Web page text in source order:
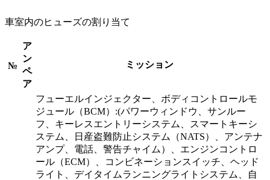
車室内のヒューズの割り当て
№
ア
ン
ペ
ア
ミッション
フューエルインジェクター、ボディコントロールモ
ジュール（BCM）:(パワーウィンドウ、サンルー
フ、キーレスエントリーシステム、スマートキーシ
ステム、日産盗難防止システム（NATS）、アンテナ
アンプ、電話、警告チャイム）、エンジンコントロ
ール（ECM）、コンビネーションスイッチ、ヘッド
ライト、デイタイムランニングライトシステム、自